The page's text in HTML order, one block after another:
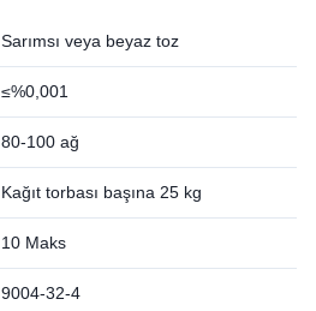
Sarımsı veya beyaz toz
≤%0,001
80-100 ağ
Kağıt torbası başına 25 kg
10 Maks
9004-32-4